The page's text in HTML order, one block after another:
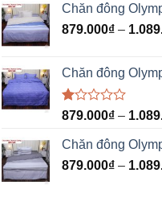
Chăn đông
879.000₫ –
Chăn đông
Được
hạng
1.00
5
879.000₫ –
Chăn đông
879.000₫ –